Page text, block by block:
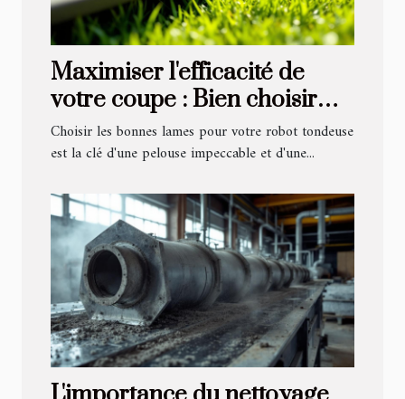
Maximiser l'efficacité de
votre coupe : Bien choisir
ses lames de robot tondeuse
Choisir les bonnes lames pour votre robot tondeuse
est la clé d'une pelouse impeccable et d'une...